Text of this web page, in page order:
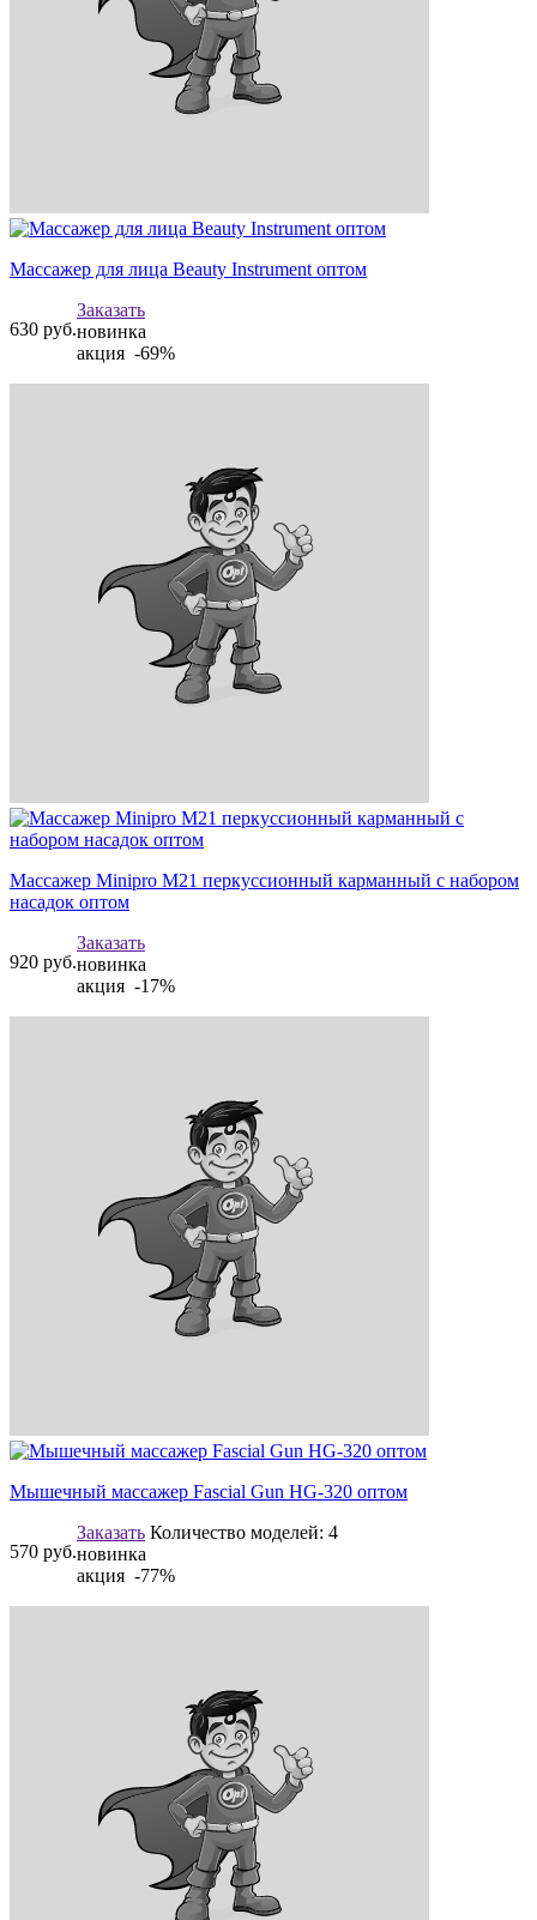
Массажер для лица Beauty Instrument оптом
630 руб.
Заказать
новинка
акция -69%
Массажер Minipro M21 перкуссионный карманный с набором
насадок оптом
920 руб.
Заказать
новинка
акция -17%
Мышечный массажер Fascial Gun HG-320 оптом
570 руб.
Заказать Количество моделей: 4
новинка
акция -77%